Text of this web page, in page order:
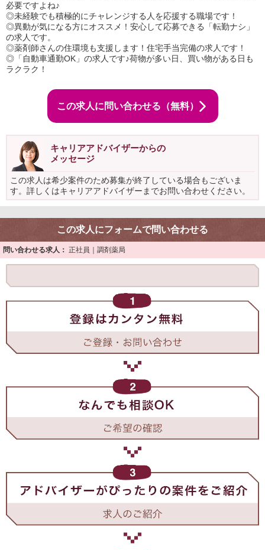
必要ですよね♪
◎未経験でも積極的にチャレンジする人を応援する職場です！
◎異動が気になる方にオススメ！安心して応募できる「転勤ナシ」
の求人です。
◎薬剤師さんの住環境も支援します！住宅手当完備の求人です！
◎「自動車通勤OK」の求人です♪荷物が多い日、買い物がある日も
ラクラク！
この求人に問い合わせる（無料）
キャリアアドバイザーからの
メッセージ
この求人は希少案件のため募集が終了している場合もございま
す。詳しくはキャリアアドバイザーまでお問い合わせください。
この求人にフォームで問い合わせる
問い合わせる求人： 正社員｜調剤薬局